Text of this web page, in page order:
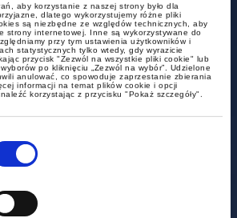
aby korzystanie z naszej strony było dla
dlatego wykorzystujemy różne pliki
są niezbędne ze względów technicznych, aby
strony internetowej. Inne są wykorzystywane do
przy tym ustawienia użytkowników i
statystycznych tylko wtedy, gdy wyrazicie
przycisk "Zezwól na wszystkie pliki cookie" lub
po kliknięciu „Zezwól na wybór”. Udzielone
anulować, co spowoduje zaprzestanie zbierania
informacji na temat plików cookie i opcji
korzystając z przycisku "Pokaż szczegóły".
00